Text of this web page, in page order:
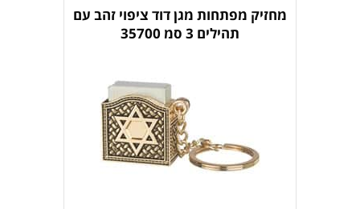
מחזיק מפתחות מגן דוד ציפוי זהב עם
תהילים 3 סמ 35700